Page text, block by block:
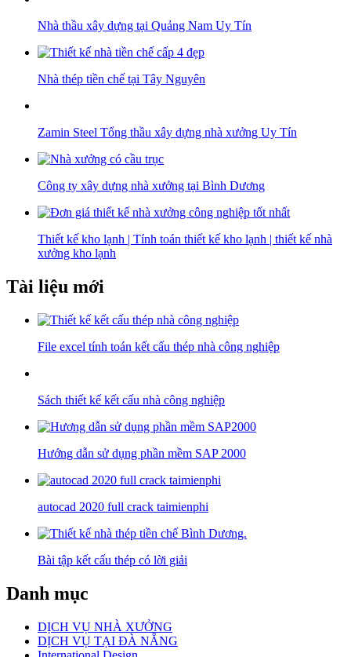
Nhà thầu xây dựng tại Quảng Nam Uy Tín
Nhà thép tiền chế tại Tây Nguyên
Zamin Steel Tổng thầu xây dựng nhà xưởng Uy Tín
Công ty xây dựng nhà xưởng tại Bình Dương
Thiết kế kho lạnh | Tính toán thiết kế kho lạnh | thiết kế nhà
xưởng kho lạnh
Tài liệu mới
File excel tính toán kết cấu thép nhà công nghiệp
Sách thiết kế kết cấu nhà công nghiệp
Hướng dẫn sử dụng phần mềm SAP 2000
autocad 2020 full crack taimienphi
Bài tập kết cấu thép có lời giải
Danh mục
DỊCH VỤ NHÀ XƯỞNG
DỊCH VỤ TẠI ĐÀ NẴNG